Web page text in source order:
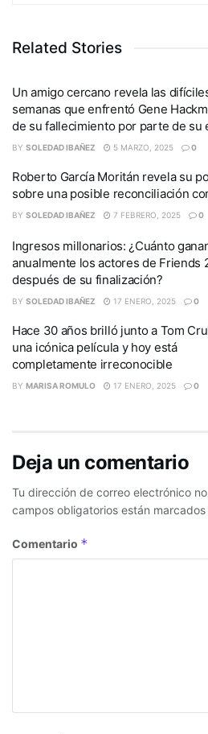
Related Stories
Un amigo cercano revela las
semanas que enfrentó Gene
de su fallecimiento por parte de su
BY SOLEDAD IBAÑEZ 5 MARZO, 2025 0
Roberto García Moritán revela su
sobre una posible reconciliación
BY SOLEDAD IBAÑEZ 7 FEBRERO, 2025 0
Ingresos millonarios: ¿Cuánto
anualmente los actores de Friends
después de su finalización?
BY SOLEDAD IBAÑEZ 17 ENERO, 2025 0
Hace 30 años brilló junto a Tom
una icónica película y hoy está
completamente irreconocible
BY MARISA ROMULO 17 ENERO, 2025 0
Deja un comentario
Tu dirección de correo electrónico
campos obligatorios están marcados
Comentario *